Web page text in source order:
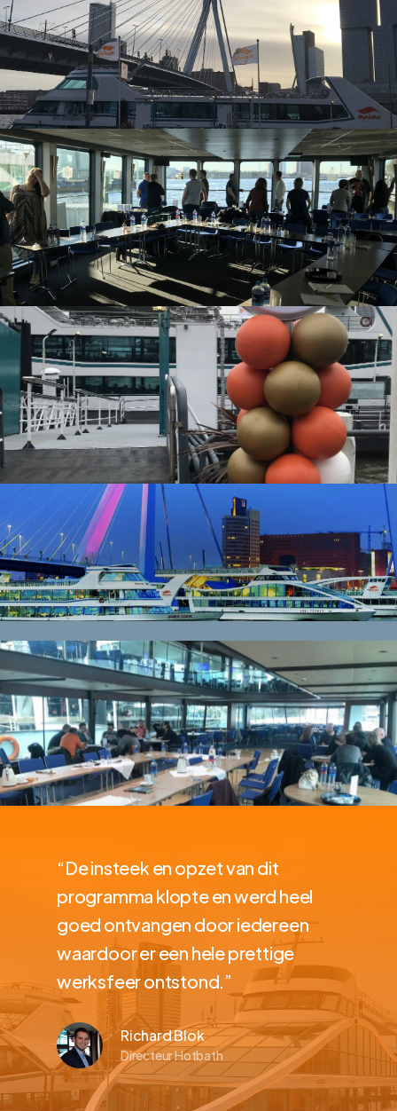
Kick-
off
“De insteek en opzet van dit
programma klopte en werd heel
goed ontvangen door iedereen
waardoor er een hele prettige
werksfeer ontstond.”
Richard Blok
Directeur Hotbath